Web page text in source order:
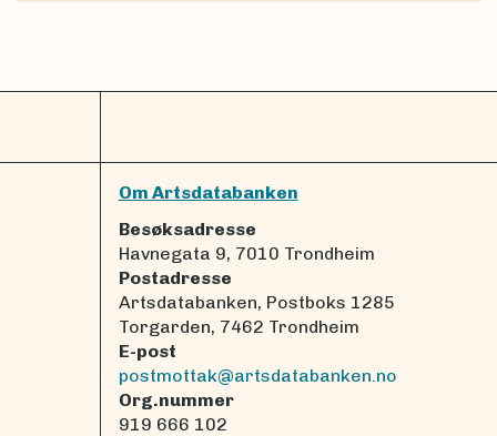
Om Artsdatabanken
Besøksadresse
Havnegata 9, 7010 Trondheim
Postadresse
Artsdatabanken, Postboks 1285
Torgarden, 7462 Trondheim
E-post
postmottak@artsdatabanken.no
Org.nummer
919 666 102